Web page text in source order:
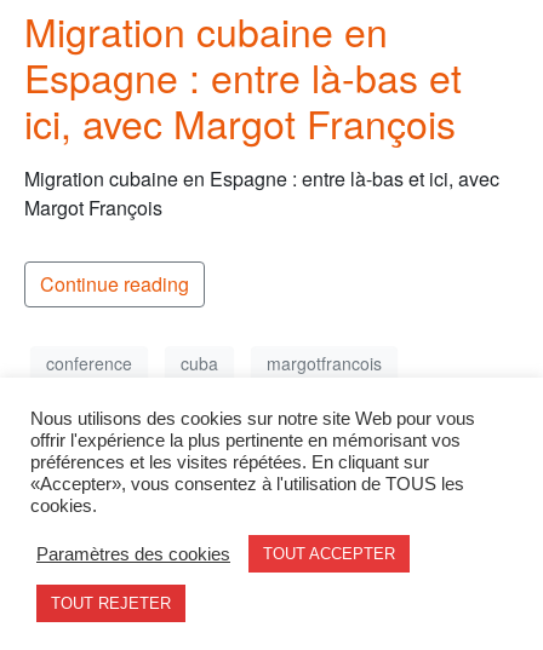
Migration cubaine en
Espagne : entre là-bas et
ici, avec Margot François
Migration cubaine en Espagne : entre là-bas et ici, avec
Margot François
Continue reading
conference cuba margotfrancois
1 2 Next
Mentions légales
© 2026 - Geode. All rights reserved.
Nous utilisons des cookies sur notre site Web pour vous
offrir l'expérience la plus pertinente en mémorisant vos
préférences et les visites répétées. En cliquant sur
«Accepter», vous consentez à l'utilisation de TOUS les
cookies.
Paramètres des cookies TOUT ACCEPTER
TOUT REJETER